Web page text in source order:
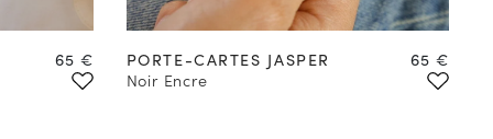
Prix
65 €
PORTE-CARTES JASPER
Noir Encre
Prix
65 €